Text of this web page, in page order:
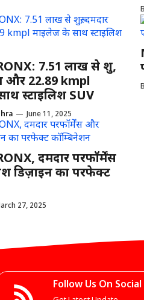
7.51 लाख से शुरू,
और 22.89 kmpl
स्टाइलिश SUV
— June 11, 2025
दमदार परफॉर्मेंस
डिज़ाइन का परफेक्ट
27, 2025
Follow Us On